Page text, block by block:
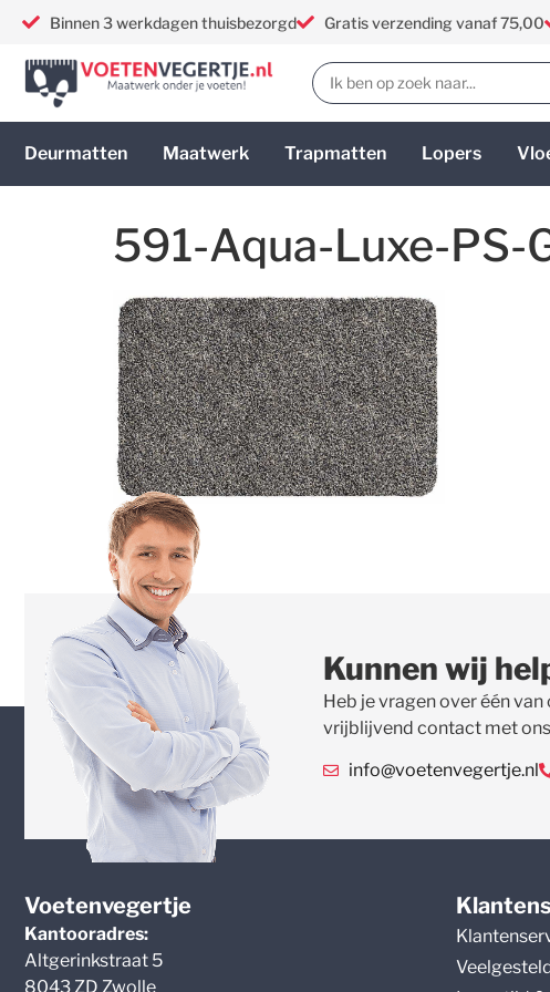
Binnen 3 werkdagen thuisbezorgd Gratis verzending vanaf 75,00
Deurmatten Maatwerk Trapmatten Lopers
591-Aqua-Luxe-PS-
Kunnen wij
Heb je vragen over één
vrijblijvend contact met
info@voetenvegertje.nl
Voetenvegertje
Kantooradres:
Altgerinkstraat 5
8043 ZD Zwolle